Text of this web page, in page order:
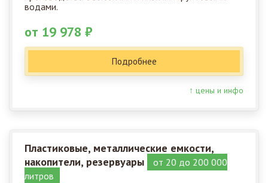
водами.
от 19 978 ₽
Подробнее
↑ цены и инфо
Пластиковые, металлические емкости,
накопители, резервуары
от 20 до 200 000
литров